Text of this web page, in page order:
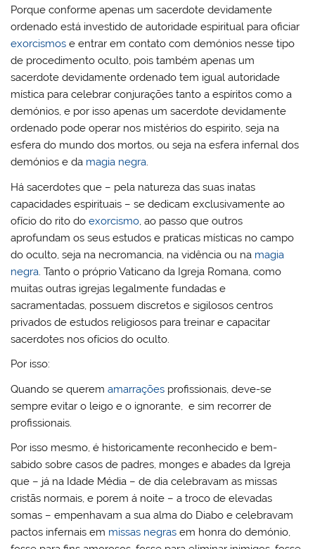
Porque conforme apenas um sacerdote devidamente
ordenado está investido de autoridade espiritual para oficiar
exorcismos e entrar em contato com demónios nesse tipo
de procedimento oculto, pois também apenas um
sacerdote devidamente ordenado tem igual autoridade
mística para celebrar conjurações tanto a espíritos como a
demónios, e por isso apenas um sacerdote devidamente
ordenado pode operar nos mistérios do espirito, seja na
esfera do mundo dos mortos, ou seja na esfera infernal dos
demónios e da magia negra.
Há sacerdotes que – pela natureza das suas inatas
capacidades espirituais – se dedicam exclusivamente ao
ofício do rito doexorcismo, ao passo que outros
aprofundam os seus estudos e praticas místicas no campo
do oculto, seja na necromancia, na vidência ou na magia
negra. Tanto o próprio Vaticano da Igreja Romana, como
muitas outras igrejas legalmente fundadas e
sacramentadas, possuem discretos e sigilosos centros
privados de estudos religiosos para treinar e capacitar
sacerdotes nos ofícios do oculto.
Por isso:
Quando se queremamarrações profissionais, deve-se
sempre evitar o leigo e o ignorante, e sim recorrer de
profissionais.
Por isso mesmo, é historicamente reconhecido e bem-
sabido sobre casos de padres, monges e abades da Igreja
que – já na Idade Média – de dia celebravam as missas
cristãs normais, e porem á noite – a troco de elevadas
somas – empenhavam a sua alma do Diabo e celebravam
pactos infernais em missas negras em honra do demónio,